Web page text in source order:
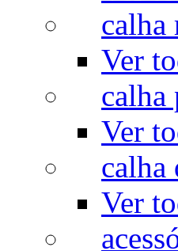
calha
Ver
calha
Ver
calha
Ver